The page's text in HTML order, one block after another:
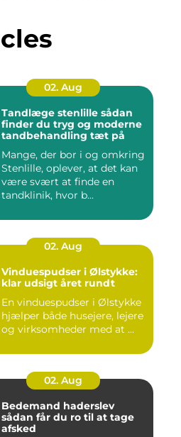
02. Aug
Tandlæge stenlille sådan
finder du tryg og moderne
tandbehandling tæt på
Mange, der bor i og omkring
Stenlille, oplever, at det kan
være svært at finde en
tandklinik, hvor b...
02. Aug
Vinduespudser i Ølstykke:
klar udsigt året rundt
En vinduespudser i Ølstykke
hjælper både husejere, lejere
og virksomheder med at ...
02. Aug
Bedemand haderslev
sådan får du ro til at tage
afsked